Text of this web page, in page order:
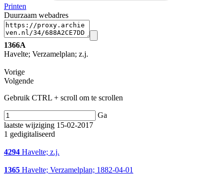
Printen
Duurzaam webadres
1366A
Havelte; Verzamelplan; z.j.
Vorige
Volgende
Gebruik CTRL + scroll om te scrollen
Ga
laatste wijziging 15-02-2017
1 gedigitaliseerd
4294 Havelte; z.j.
1365 Havelte; Verzamelplan; 1882-04-01